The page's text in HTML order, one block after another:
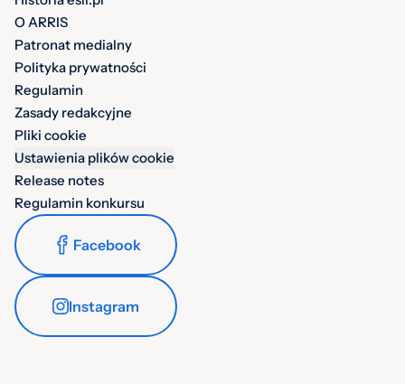
O ARRIS
Patronat medialny
Polityka prywatności
Regulamin
Zasady redakcyjne
Pliki cookie
Ustawienia plików cookie
Release notes
Regulamin konkursu
Facebook
Instagram